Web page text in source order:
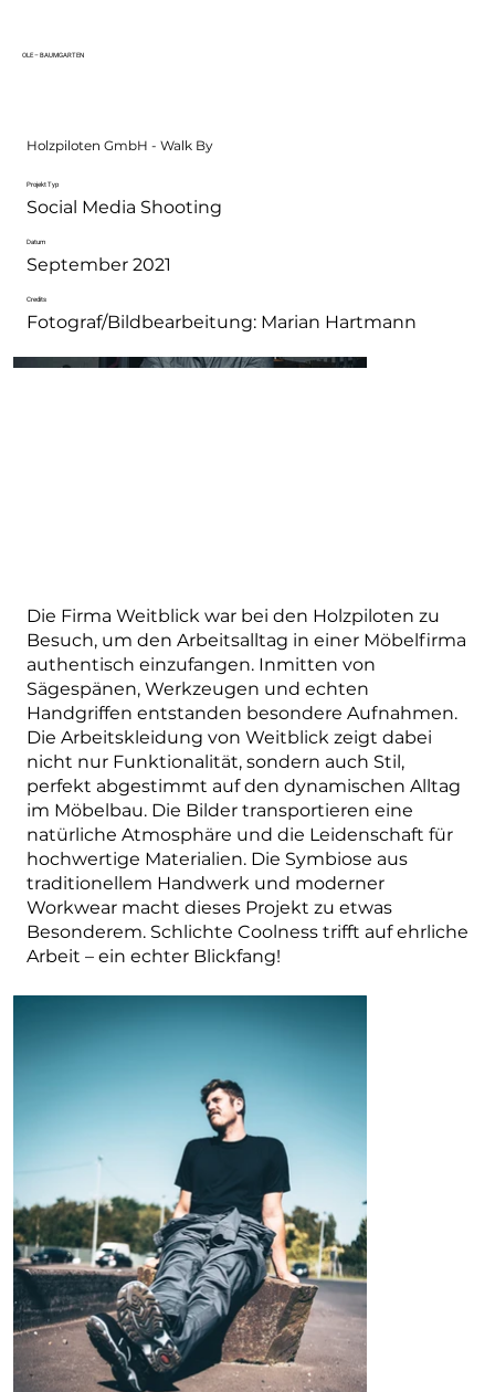
OLE – BAUMGARTEN
Holzpiloten GmbH - Walk By
Projekt Typ
Social Media Shooting
Datum
September 2021
Credits
Fotograf/Bildbearbeitung: Marian Hartmann
Die Firma Weitblick war bei den Holzpiloten zu
Besuch, um den Arbeitsalltag in einer Möbelfirma
authentisch einzufangen. Inmitten von
Sägespänen, Werkzeugen und echten
Handgriffen entstanden besondere Aufnahmen.
Die Arbeitskleidung von Weitblick zeigt dabei
nicht nur Funktionalität, sondern auch Stil,
perfekt abgestimmt auf den dynamischen Alltag
im Möbelbau. Die Bilder transportieren eine
natürliche Atmosphäre und die Leidenschaft für
hochwertige Materialien. Die Symbiose aus
traditionellem Handwerk und moderner
Workwear macht dieses Projekt zu etwas
Besonderem. Schlichte Coolness trifft auf ehrliche
Arbeit – ein echter Blickfang!